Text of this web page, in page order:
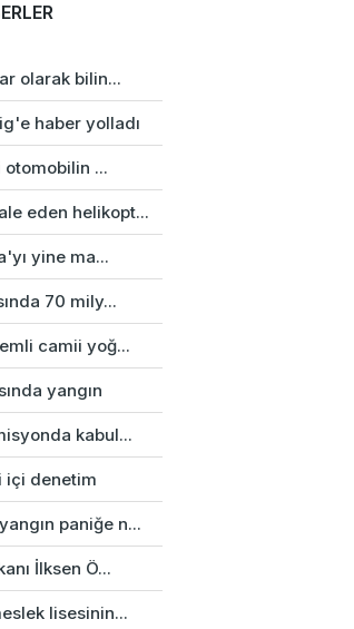
olarak bilin...
haber yolladı
otomobilin ...
eden helikopt...
yine ma...
70 mily...
camii yoğ...
yangın
kabul...
içi denetim
paniğe n...
İlksen Ö...
lisesinin...